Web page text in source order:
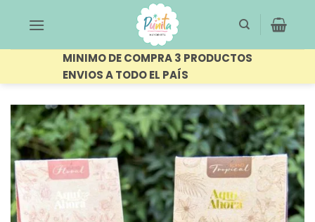
MINIMO DE COMPRA 3 PRODUCTOS
ENVIOS A TODO EL PAÍS